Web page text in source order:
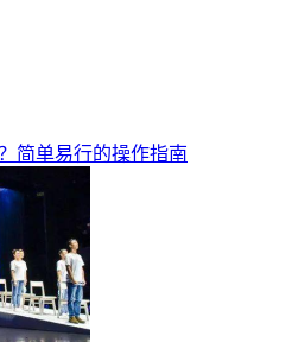
简单易行的操作指南